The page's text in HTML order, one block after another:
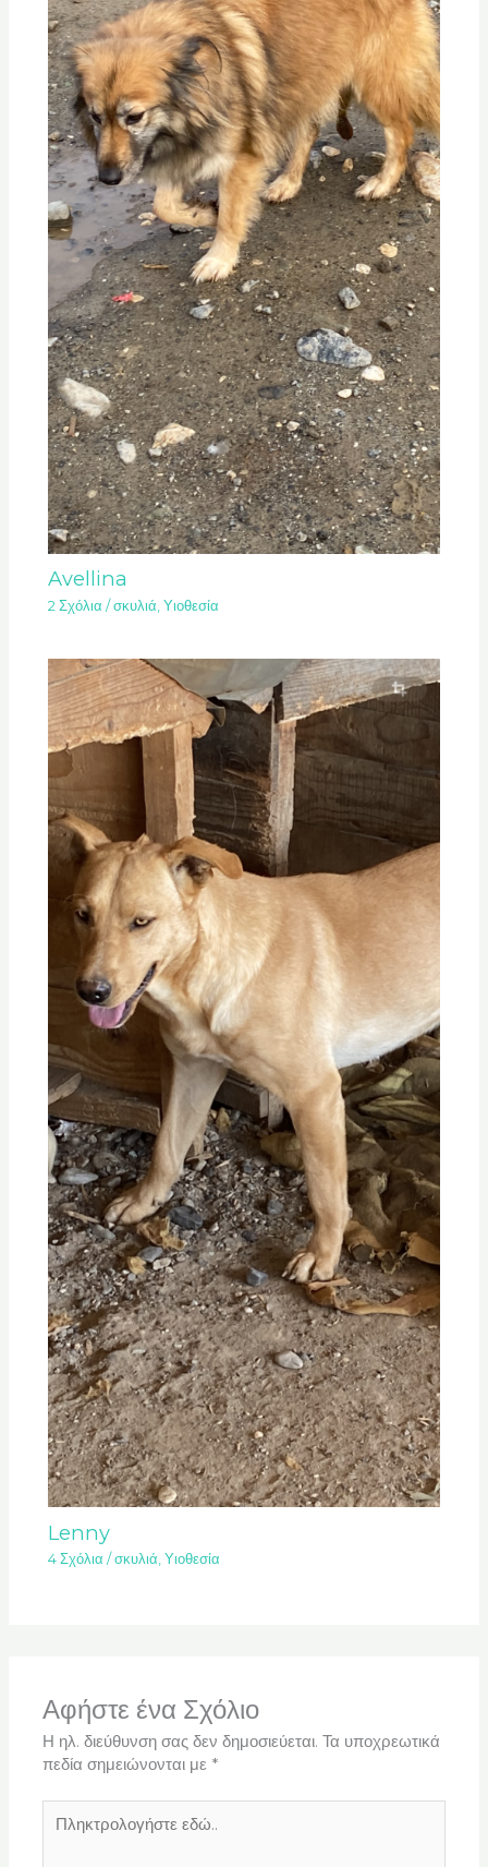
Avellina
2 Σχόλια /σκυλιά ,Υιοθεσία
Lenny
4 Σχόλια /σκυλιά ,Υιοθεσία
Αφήστε ένα Σχόλιο
Η ηλ. διεύθυνση σας δεν δημοσιεύεται. Τα υποχρεωτικά
πεδία σημειώνονται με *
εδώ..